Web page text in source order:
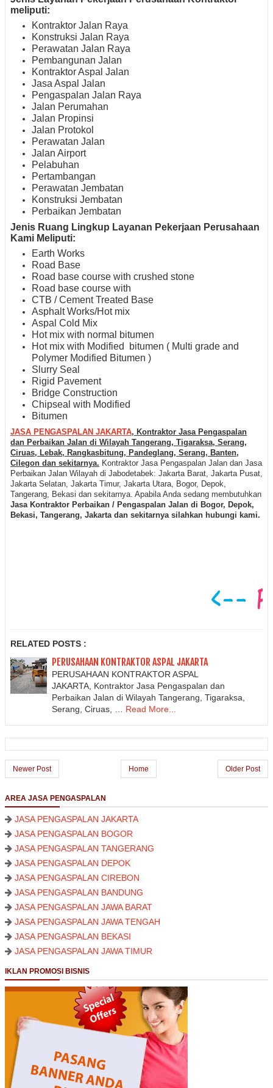
meliputi:
Kontraktor Jalan Raya
Konstruksi Jalan Raya
Perawatan Jalan Raya
Pembangunan Jalan
Kontraktor Aspal Jalan
Jasa Aspal Jalan
Pengaspalan Jalan Raya
Jalan Perumahan
Jalan Propinsi
Jalan Protokol
Perawatan Jalan
Jalan Airport
Pelabuhan
Pertambangan
Perawatan Jembatan
Konstruksi Jembatan
Perbaikan Jembatan
Jenis Ruang Lingkup Layanan Pekerjaan Perusahaan
Kami Meliputi:
Earth Works
Road Base
Road base course with crushed stone
Road base course with
CTB / Cement Treated Base
Asphalt Works/Hot mix
Aspal Cold Mix
Hot mix with normal bitumen
Hot mix with Modified bitumen ( Multi grade and
Polymer Modified Bitumen )
Slurry Seal
Rigid Pavement
Bridge Construction
Chipseal with Modified
Bitumen
JASA PENGASPALAN JAKARTA, Kontraktor Jasa Pengaspalan
dan Perbaikan Jalan di Wilayah Tangerang, Tigaraksa, Serang,
Ciruas, Lebak, Rangkasbitung, Pandeglang, Serang, Banten,
Cilegon dan sekitarnya. Kontraktor Jasa Pengaspalan Jalan dan Jasa
Perbaikan Jalan Wilayah di Jabodetabek: Jakarta Barat, Jakarta Pusat,
Jakarta Selatan, Jakarta Timur, Jakarta Utara, Bogor, Depok,
Tangerang, Bekasi dan sekitarnya. Apabila Anda sedang membutuhkan
Jasa Kontraktor Perbaikan / Pengaspalan Jalan di Bogor, Depok,
Bekasi, Tangerang, Jakarta dan sekitarnya silahkan hubungi kami.
RELATED POSTS :
PERUSAHAAN KONTRAKTOR ASPAL JAKARTA
PERUSAHAAN KONTRAKTOR ASPAL
JAKARTA, Kontraktor Jasa Pengaspalan dan
Perbaikan Jalan di Wilayah Tangerang, Tigaraksa,
Serang, Ciruas, …
Read More...
Newer Post Older Post
Home
AREA JASA PENGASPALAN
JASA PENGASPALAN JAKARTA
JASA PENGASPALAN BOGOR
JASA PENGASPALAN TANGERANG
JASA PENGASPALAN DEPOK
JASA PENGASPALAN CIREBON
JASA PENGASPALAN BANDUNG
JASA PENGASPALAN JAWA BARAT
JASA PENGASPALAN JAWA TENGAH
JASA PENGASPALAN BEKASI
JASA PENGASPALAN JAWA TIMUR
IKLAN PROMOSI BISNIS